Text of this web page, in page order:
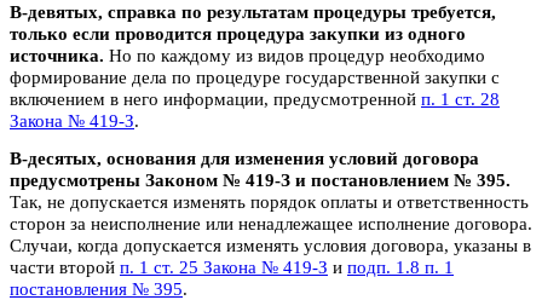
В-девятых, справка по результатам процедуры требуется,
только если проводится процедура закупки из одного
источника. Но по каждому из видов процедур необходимо
формирование дела по процедуре государственной закупки с
включением в него информации, предусмотренной п. 1 ст. 28
Закона № 419-З.
В-десятых, основания для изменения условий договора
преду­смотрены Законом № 419-З и постановлением № 395.
Так, не допускается изменять порядок оплаты и ответственность
сторон за неисполнение или ненадлежащее исполнение договора.
Случаи, когда допускается изменять условия договора, указаны в
части второй п. 1 ст. 25 Закона № 419-З и подп. 1.8 п. 1
постановления № 395.